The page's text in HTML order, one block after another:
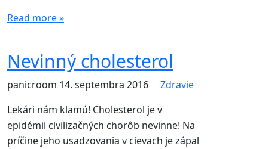
Read more »
Nevinný cholesterol
panicroom 14. septembra 2016
Zdravie
Lekári nám klamú! Cholesterol je v
epidémii civilizačných chorôb nevinne! Na
príčine jeho usadzovania v cievach je zápal